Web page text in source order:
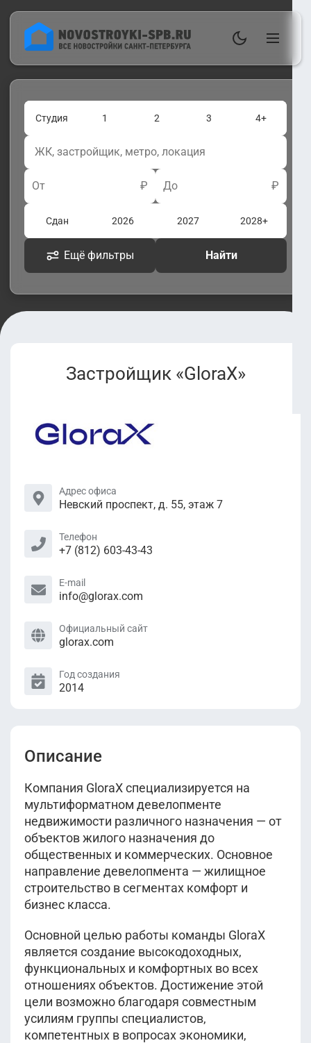
Студия 1 2 3 4+
От ₽ До ₽
Сдан 2026 2027 2028+
Ещё фильтры Найти
Застройщик «GloraX»
Адрес офиса
Невский проспект, д. 55, этаж 7
Телефон
+7 (812) 603-43-43
E-mail
info@glorax.com
Официальный сайт
glorax.com
Год создания
2014
Описание
Компания GloraX специализируется на
мультиформатном девелопменте
недвижимости различного назначения — от
объектов жилого назначения до
общественных и коммерческих. Основное
направление девелопмента — жилищное
строительство в сегментах комфорт и
бизнес класса.
Основной целью работы команды GloraX
является создание высокодоходных,
функциональных и комфортных во всех
отношениях объектов. Достижение этой
цели возможно благодаря совместным
усилиям группы специалистов,
компетентных в вопросах экономики,